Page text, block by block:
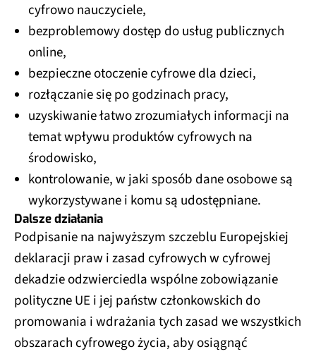
cyfrowo nauczyciele,
bezproblemowy dostęp do usług publicznych
online,
bezpieczne otoczenie cyfrowe dla dzieci,
rozłączanie się po godzinach pracy,
uzyskiwanie łatwo zrozumiałych informacji na
temat wpływu produktów cyfrowych na
środowisko,
kontrolowanie, w jaki sposób dane osobowe są
wykorzystywane i komu są udostępniane.
Dalsze działania
Podpisanie na najwyższym szczeblu Europejskiej
deklaracji praw i zasad cyfrowych w cyfrowej
dekadzie odzwierciedla wspólne zobowiązanie
polityczne UE i jej państw członkowskich do
promowania i wdrażania tych zasad we wszystkich
obszarach cyfrowego życia, aby osiągnąć